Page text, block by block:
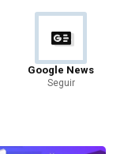
Google News
Seguir